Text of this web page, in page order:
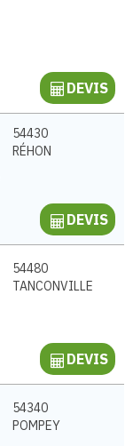
DEVIS
54430
RÉHON
DEVIS
54480
TANCONVILLE
DEVIS
54340
POMPEY